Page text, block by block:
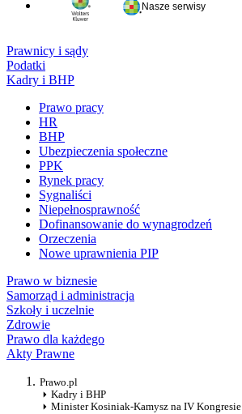
Nasze serwisy
Prawnicy i sądy
Podatki
Kadry i BHP
Prawo pracy
HR
BHP
Ubezpieczenia społeczne
PPK
Rynek pracy
Sygnaliści
Niepełnosprawność
Dofinansowanie do wynagrodzeń
Orzeczenia
Nowe uprawnienia PIP
Prawo w biznesie
Samorząd i administracja
Szkoły i uczelnie
Zdrowie
Prawo dla każdego
Akty Prawne
Prawo.pl
Kadry i BHP
Minister Kosiniak-Kamysz na IV